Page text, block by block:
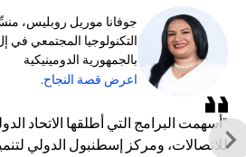
جوفانا موريل روبليس،
التكنولوجيا المجتمعي في
بالجمهورية الدومينيكية
اعرض قصة النجاح.
"أسهمت البرامج التي أطلقها الاتحاد
للاتصالات، ومركز إسطنبول الدولي